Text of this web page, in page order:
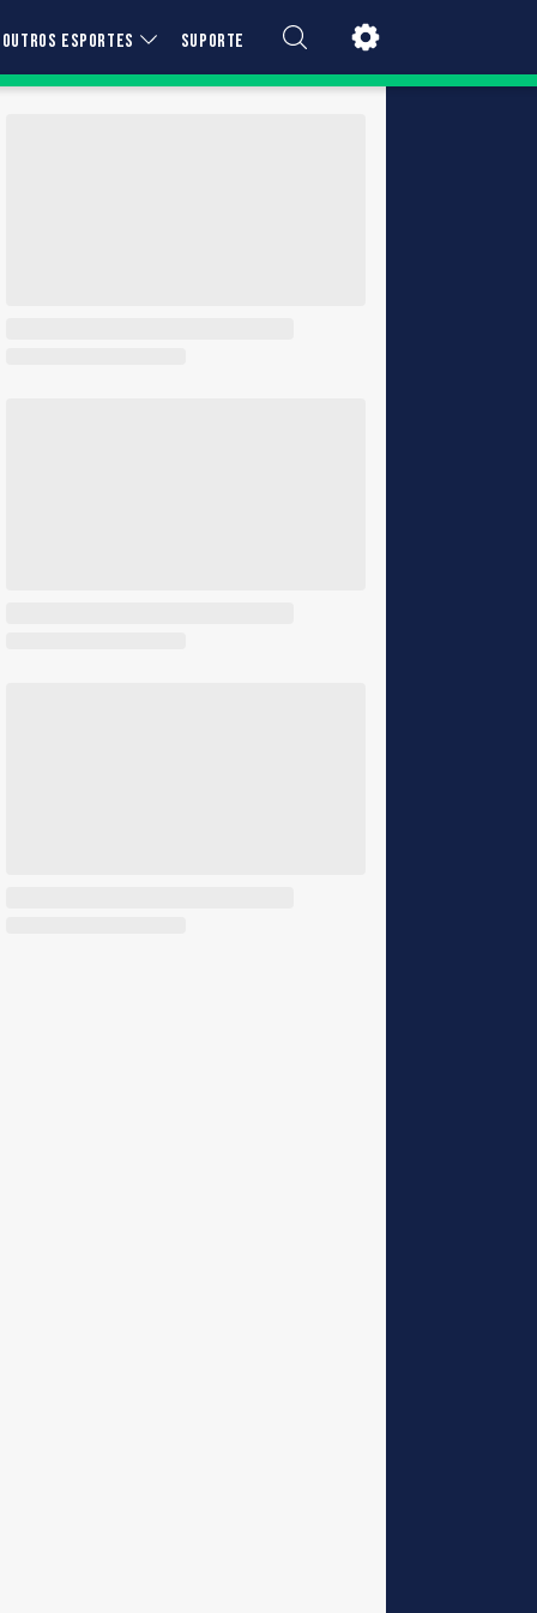
OUTROS ESPORTES SUPORTE